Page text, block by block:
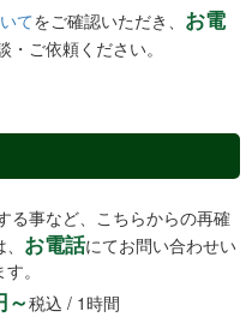
てをご確認いただき、 お電
・ご依頼ください。
る事など、こちらからの再確
お電話にてお問い合わせい
。
～税込 / 1時間